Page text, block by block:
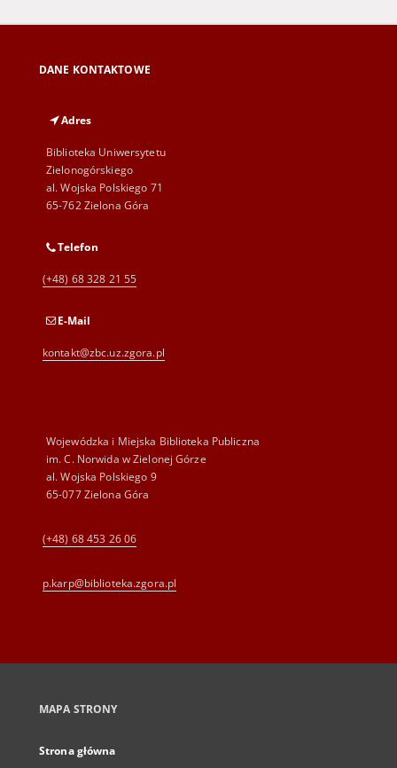
DANE KONTAKTOWE
Adres
Biblioteka Uniwersytetu
Zielonogórskiego
al. Wojska Polskiego 71
65-762 Zielona Góra
Telefon
(+48) 68 328 21 55
E-Mail
kontakt@zbc.uz.zgora.pl
Wojewódzka i Miejska Biblioteka Publiczna
im. C. Norwida w Zielonej Górze
al. Wojska Polskiego 9
65-077 Zielona Góra
(+48) 68 453 26 06
p.karp@biblioteka.zgora.pl
MAPA STRONY
Strona główna